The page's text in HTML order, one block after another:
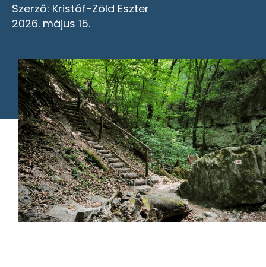
Szerző: Kristóf-Zöld Eszter
2026. május 15.